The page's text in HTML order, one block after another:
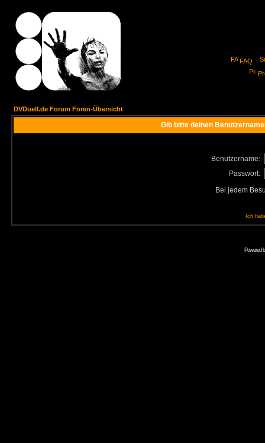
FAQ
DVDuell.de Forum Foren-Übersicht
Gib bitte deinen
Benutzername:
Passwort:
Bei jedem
Ich
Powered